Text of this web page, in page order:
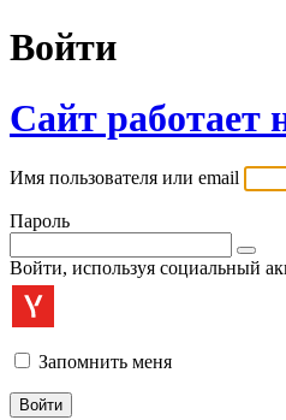
Войти
Сайт работает
Имя пользователя или email
Пароль
Войти, используя социальный
Запомнить меня